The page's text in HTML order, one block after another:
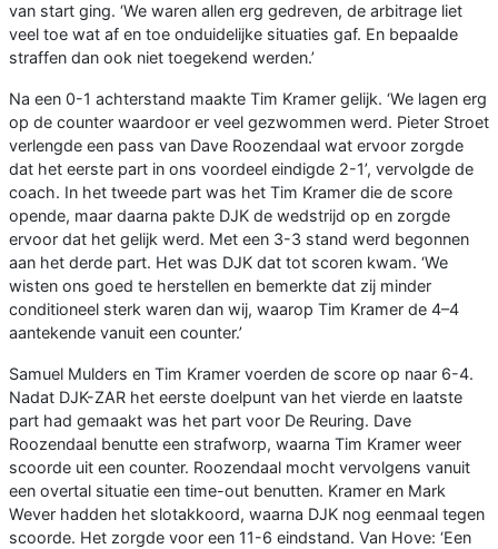
van start ging. ‘We waren allen erg gedreven, de arbitrage liet
veel toe wat af en toe onduidelijke situaties gaf. En bepaalde
straffen dan ook niet toegekend werden.’
Na een 0-1 achterstand maakte Tim Kramer gelijk. ‘We lagen erg
op de counter waardoor er veel gezwommen werd. Pieter Stroet
verlengde een pass van Dave Roozendaal wat ervoor zorgde
dat het eerste part in ons voordeel eindigde 2-1’, vervolgde de
coach. In het tweede part was het Tim Kramer die de score
opende, maar daarna pakte DJK de wedstrijd op en zorgde
ervoor dat het gelijk werd. Met een 3-3 stand werd begonnen
aan het derde part. Het was DJK dat tot scoren kwam. ‘We
wisten ons goed te herstellen en bemerkte dat zij minder
conditioneel sterk waren dan wij, waarop Tim Kramer de 4–4
aantekende vanuit een counter.’
Samuel Mulders en Tim Kramer voerden de score op naar 6-4.
Nadat DJK-ZAR het eerste doelpunt van het vierde en laatste
part had gemaakt was het part voor De Reuring. Dave
Roozendaal benutte een strafworp, waarna Tim Kramer weer
scoorde uit een counter. Roozendaal mocht vervolgens vanuit
een overtal situatie een time-out benutten. Kramer en Mark
Wever hadden het slotakkoord, waarna DJK nog eenmaal tegen
scoorde. Het zorgde voor een 11-6 eindstand. Van Hove: ‘Een